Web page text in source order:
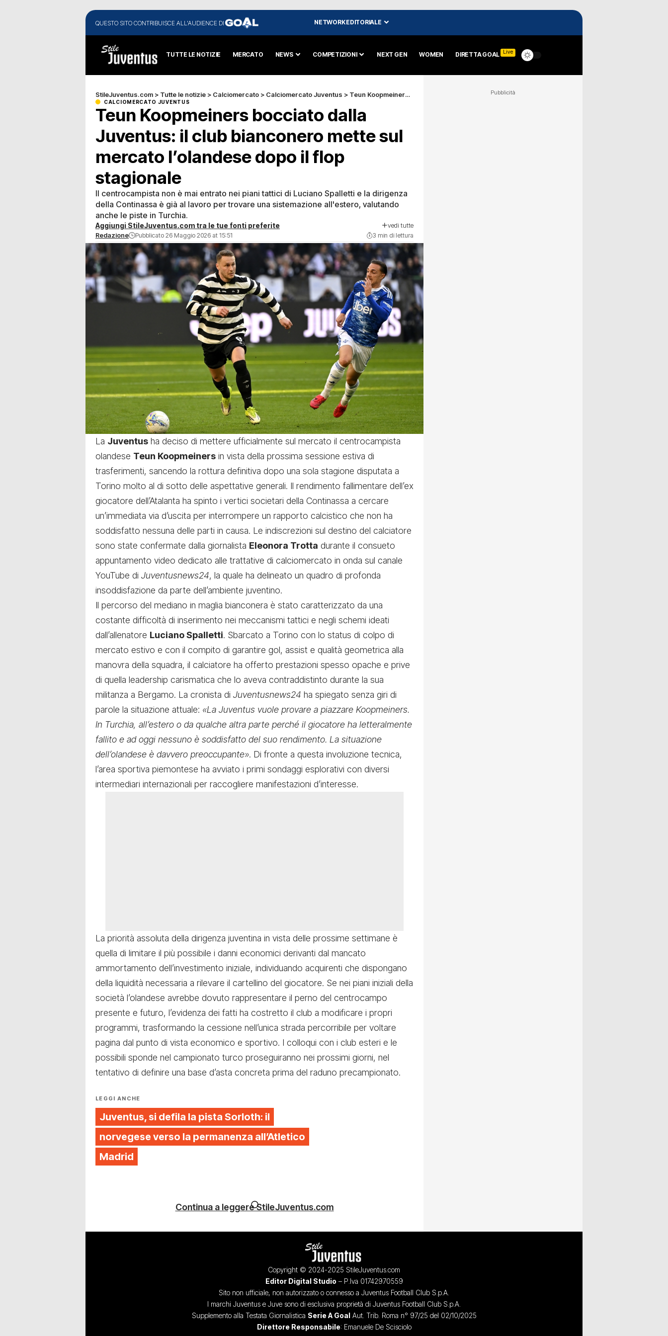
QUESTO SITO CONTRIBUISCE ALL'AUDIENCE DI NETWORK EDITORIALE
TUTTE LE NOTIZIE MERCATO NEWS COMPETIZIONI NEXT GEN WOMEN DIRETTA GOAL Live
StileJuventus.com > Tutte le notizie > Calciomercato > Calciomercato Juventus > Teun Koopmeiners bocciato dalla Juventus: il club bianconero mette sul mercato l’olandese dopo il flop stagionale
CALCIOMERCATO JUVENTUS
Teun Koopmeiners bocciato dalla
Juventus: il club bianconero mette sul
mercato l’olandese dopo il flop
stagionale
Il centrocampista non è mai entrato nei piani tattici di Luciano Spalletti e la dirigenza
della Continassa è già al lavoro per trovare una sistemazione all'estero, valutando
anche le piste in Turchia.
Aggiungi StileJuventus.com tra le tue fonti preferite vedi tutte
Redazione Pubblicato 26 Maggio 2026 at 15:51 3 min di lettura
La Juventus ha deciso di mettere ufficialmente sul mercato il centrocampista
olandese Teun Koopmeiners in vista della prossima sessione estiva di
trasferimenti, sancendo la rottura definitiva dopo una sola stagione disputata a
Torino molto al di sotto delle aspettative generali. Il rendimento fallimentare dell’ex
giocatore dell’Atalanta ha spinto i vertici societari della Continassa a cercare
un’immediata via d’uscita per interrompere un rapporto calcistico che non ha
soddisfatto nessuna delle parti in causa. Le indiscrezioni sul destino del calciatore
sono state confermate dalla giornalista Eleonora Trotta durante il consueto
appuntamento video dedicato alle trattative di calciomercato in onda sul canale
YouTube di Juventusnews24, la quale ha delineato un quadro di profonda
insoddisfazione da parte dell’ambiente juventino.
Il percorso del mediano in maglia bianconera è stato caratterizzato da una
costante difficoltà di inserimento nei meccanismi tattici e negli schemi ideati
dall’allenatore Luciano Spalletti. Sbarcato a Torino con lo status di colpo di
mercato estivo e con il compito di garantire gol, assist e qualità geometrica alla
manovra della squadra, il calciatore ha offerto prestazioni spesso opache e prive
di quella leadership carismatica che lo aveva contraddistinto durante la sua
militanza a Bergamo. La cronista di Juventusnews24 ha spiegato senza giri di
parole la situazione attuale: «La Juventus vuole provare a piazzare Koopmeiners.
In Turchia, all’estero o da qualche altra parte perché il giocatore ha letteralmente
fallito e ad oggi nessuno è soddisfatto del suo rendimento. La situazione
dell’olandese è davvero preoccupante». Di fronte a questa involuzione tecnica,
l’area sportiva piemontese ha avviato i primi sondaggi esplorativi con diversi
intermediari internazionali per raccogliere manifestazioni d’interesse.
La priorità assoluta della dirigenza juventina in vista delle prossime settimane è
quella di limitare il più possibile i danni economici derivanti dal mancato
ammortamento dell’investimento iniziale, individuando acquirenti che dispongano
della liquidità necessaria a rilevare il cartellino del giocatore. Se nei piani iniziali della
società l’olandese avrebbe dovuto rappresentare il perno del centrocampo
presente e futuro, l’evidenza dei fatti ha costretto il club a modificare i propri
programmi, trasformando la cessione nell’unica strada percorribile per voltare
pagina dal punto di vista economico e sportivo. I colloqui con i club esteri e le
possibili sponde nel campionato turco proseguiranno nei prossimi giorni, nel
tentativo di definire una base d’asta concreta prima del raduno precampionato.
LEGGI ANCHE
Juventus, si defila la pista Sorloth: il
norvegese verso la permanenza all’Atletico
Madrid
Continua a leggere StileJuventus.com
Pubblicità
Copyright © 2024-2025 StileJuventus.com
Editor Digital Studio – P.Iva 01742970559
Sito non ufficiale, non autorizzato o connesso a Juventus Football Club S.p.A.
I marchi Juventus e Juve sono di esclusiva proprietà di Juventus Football Club S.p.A.
Supplemento alla Testata Giornalistica Serie A GoalAut. Trib. Roma n° 97/25 del 02/10/2025
Direttore Responsabile: Emanuele De Scisciolo